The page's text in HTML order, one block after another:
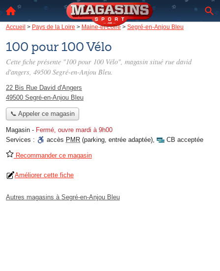
Accueil > Pays de la Loire > Maine-et-Loire> Segré-en-Anjou Bleu
100 pour 100 Vélo
Cette fiche présente "100 pour 100 Vélo", magasin situé rue david
d'angers, 49500 Segré-en-Anjou Bleu.
22 Bis Rue David d'Angers
49500 Segré-en-Anjou Bleu
📞 Appeler ce magasin
Magasin - Fermé, ouvre mardi à 9h00
Services :
accès PMR (parking, entrée adaptée), CB acceptée
Recommander ce magasin
Améliorer cette fiche
Autres magasins à Segré-en-Anjou Bleu